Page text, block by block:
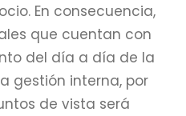
En consecuencia,
que cuentan con
del día a día de la
gestión interna, por
de vista será